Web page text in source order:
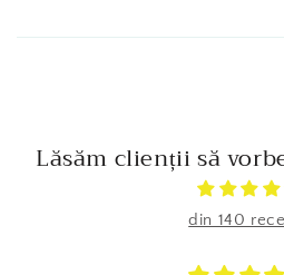
Lăsăm clienții să
din 140